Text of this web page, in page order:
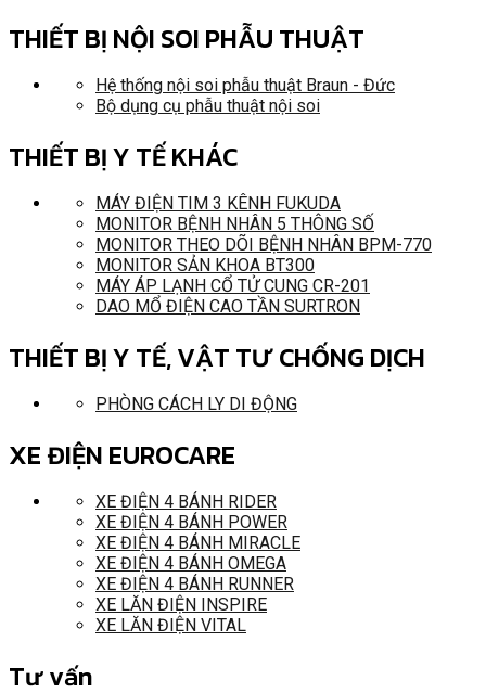
THIẾT BỊ NỘI SOI PHẪU THUẬT
Hệ thống nội soi phẫu thuật Braun - Đức
Bộ dụng cụ phẫu thuật nội soi
THIẾT BỊ Y TẾ KHÁC
MÁY ĐIỆN TIM 3 KÊNH FUKUDA
MONITOR BỆNH NHÂN 5 THÔNG SỐ
MONITOR THEO DÕI BỆNH NHÂN BPM-770
MONITOR SẢN KHOA BT300
MÁY ÁP LẠNH CỔ TỬ CUNG CR-201
DAO MỔ ĐIỆN CAO TẦN SURTRON
THIẾT BỊ Y TẾ, VẬT TƯ CHỐNG DỊCH
PHÒNG CÁCH LY DI ĐỘNG
XE ĐIỆN EUROCARE
XE ĐIỆN 4 BÁNH RIDER
XE ĐIỆN 4 BÁNH POWER
XE ĐIỆN 4 BÁNH MIRACLE
XE ĐIỆN 4 BÁNH OMEGA
XE ĐIỆN 4 BÁNH RUNNER
XE LĂN ĐIỆN INSPIRE
XE LĂN ĐIỆN VITAL
Tư vấn